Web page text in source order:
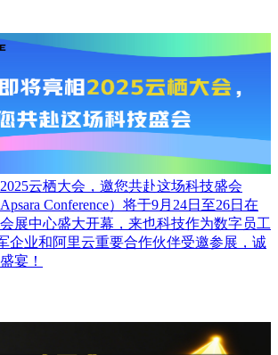
云栖大会，邀您共赴这场科技盛会
Conference）将于9月24日至26日在
展中心盛大开幕，来也科技作为数字员工
企业和阿里云重要合作伙伴受邀参展，诚
宴！